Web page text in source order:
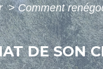
> Comment
DE SON